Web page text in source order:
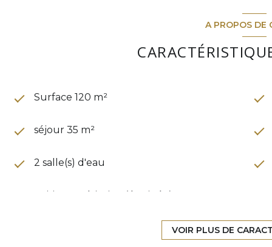
A PROPOS DE
Surface 120 m²
séjour 35 m²
2 salle(s) d'eau
cuisine américaine (équipée)
VOIR PLUS DE